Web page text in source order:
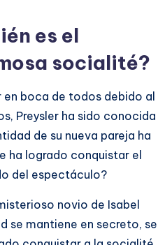
es el
socialité?
boca de todos debido al
Preysler ha sido conocida
de su nueva pareja ha
ha logrado conquistar el
del espectáculo?
novio de Isabel
se mantiene en secreto, se